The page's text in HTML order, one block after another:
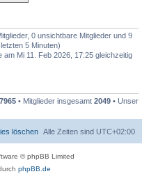
0 unsichtbare Mitglieder und 9
5 Minuten)
am Mi 11. Feb 2026, 17:25 gleichzeitig
7965 • Mitglieder insgesamt 2049 • Unser
Alle Zeiten sind UTC+02:00
löschen
© phpBB Limited
phpBB.de